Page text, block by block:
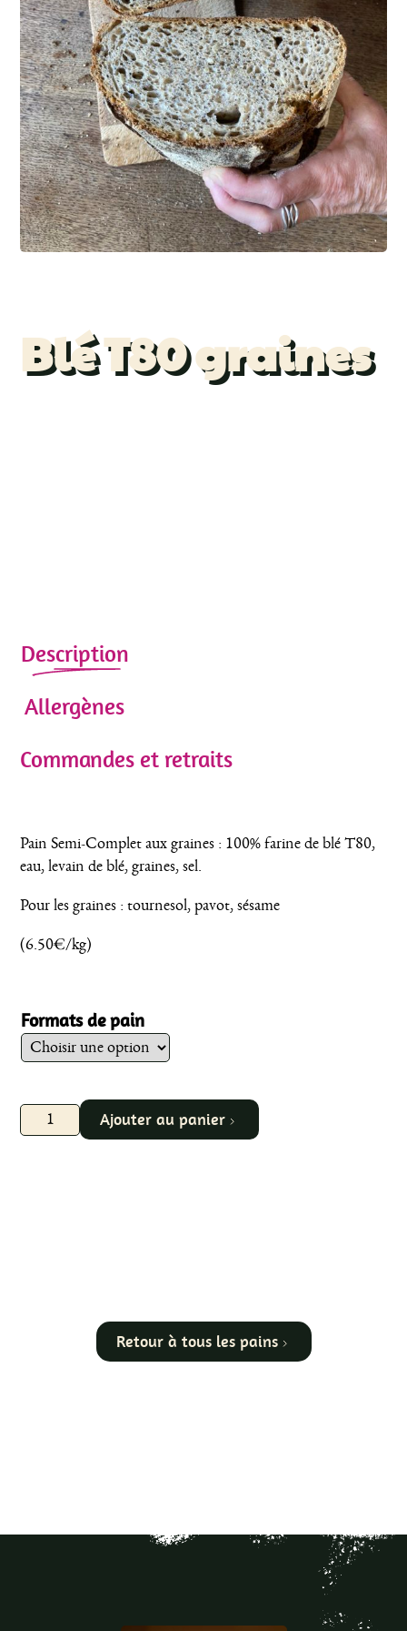
Blé T80 graines
Description
Allergènes
Commandes et retraits
Pain Semi-Complet aux graines : 100% farine de blé T80,
eau, levain de blé, graines, sel.
Pour les graines : tournesol, pavot, sésame
(6.50€/kg)
Formats de pain
quantité
de
Ajouter au panier
Retour à tous les pains